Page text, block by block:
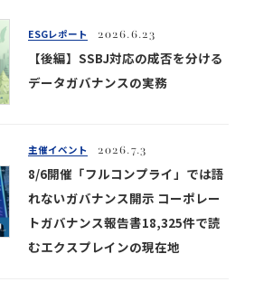
ESGレポート 2026.6.23
【後編】SSBJ対応の成否を分ける
データガバナンスの実務
主催イベント 2026.7.3
8/6開催「フルコンプライ」では語
れないガバナンス開示 コーポレー
トガバナンス報告書18,325件で読
むエクスプレインの現在地